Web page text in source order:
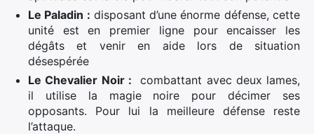
Le Paladin : disposant d’une énorme défense, cette
unité est en premier ligne pour encaisser les
dégâts et venir en aide lors de situation
désespérée
Le Chevalier Noir : combattant avec deux lames,
il utilise la magie noire pour décimer ses
opposants. Pour lui la meilleure défense reste
l’attaque.